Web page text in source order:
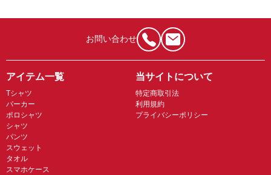
お問い合わせ
アイテム一覧
Tシャツ
パーカー
ポロシャツ
シャツ
パンツ
スウェット
タオル
スマホケース
当サイトについて
特定商取引法
利用規約
プライバシーポリシー